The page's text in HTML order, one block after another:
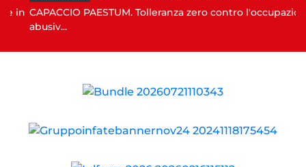
in CAPACCIO PAESTUM. Tolleranza zero contro l'occupazione
abusiv...